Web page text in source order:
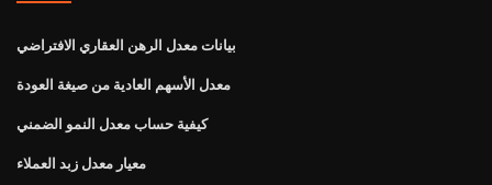
بيانات معدل الرهن العقاري الافتراضي
معدل الأسهم العادية من صيغة العودة
كيفية حساب معدل النمو الضمني
معيار معدل زبد العملاء